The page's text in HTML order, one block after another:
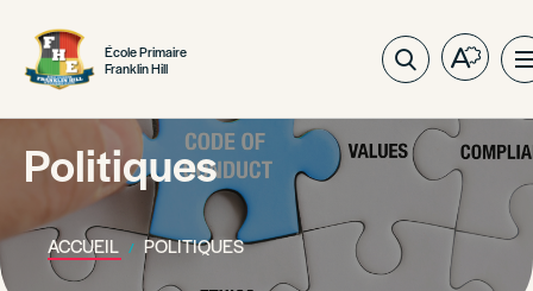
École Primaire
Franklin Hill
Ouvrez
barre
d'outils
Politiques
ACCUEIL POLITIQUES